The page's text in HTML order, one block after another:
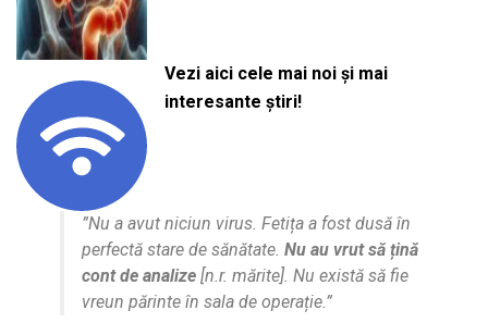
Vezi aici cele mai noi și mai
interesante știri!
”Nu a avut niciun virus. Fetița a fost dusă în
perfectă stare de sănătate. Nu au vrut să țină
cont de analize [n.r. mărite]. Nu există să fie
vreun părinte în sala de operație.”